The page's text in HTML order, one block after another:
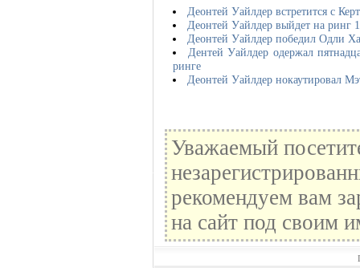
Деонтей Уайлдер встретится с
Деонтей Уайлдер выйдет на ринг
Деонтей Уайлдер победил Одли
Дентей Уайлдер одержал
ринге
Деонтей Уайлдер нокаутировал
Уважаемый
рекомендуем вам
на сайт под своим